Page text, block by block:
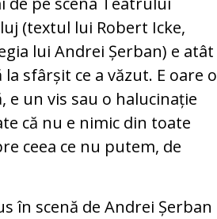
(textul lui Robert Icke,
lui Andrei Șerban) e atât
sfârșit ce a văzut. E oare o
un vis sau o halucinație
că nu e nimic din toate
ceea ce nu putem, de
în scenă de Andrei Șerban